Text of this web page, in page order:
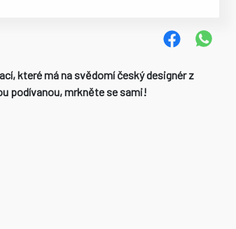
které má na svědomí český designér z
podívanou, mrkněte se sami!